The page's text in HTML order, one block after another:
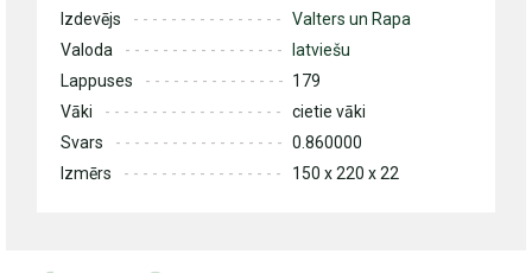
Izdevējs
Valters un Rapa
Valoda
latviešu
Lappuses
179
Vāki
cietie vāki
Svars
0.860000
Izmērs
150 x 220 x 22